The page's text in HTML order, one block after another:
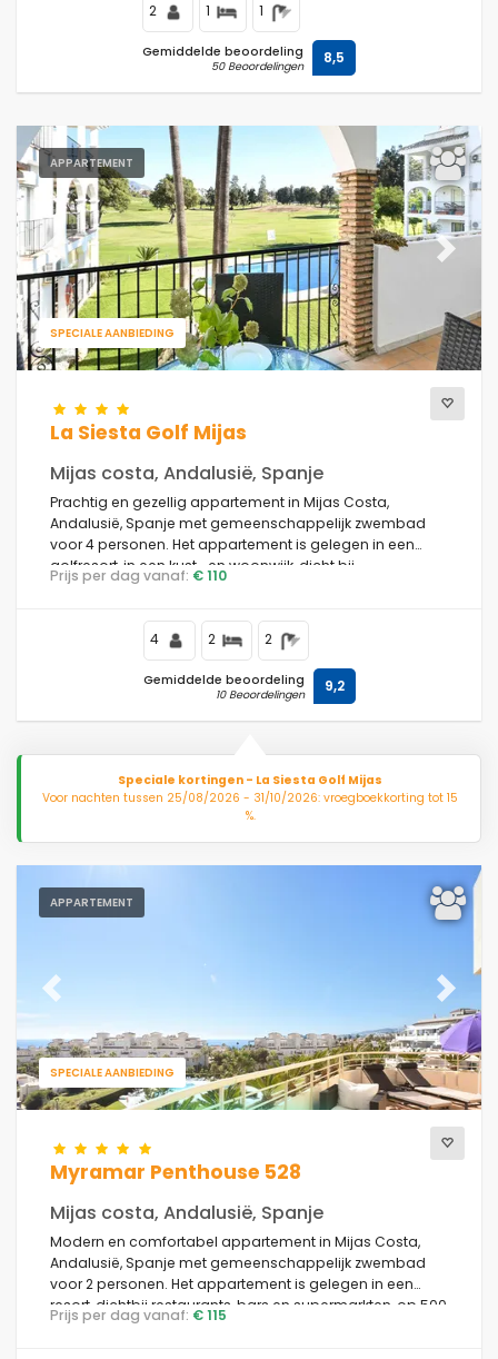
2 1 1
Gemiddelde beoordeling
50 Beoordelingen 8,5
APPARTEMENT
SPECIALE AANBIEDING
Previous Next
La Siesta Golf Mijas
Mijas costa, Andalusië, Spanje
Prachtig en gezellig appartement in Mijas Costa,
Andalusië, Spanje met gemeenschappelijk zwembad
voor 4 personen. Het appartement is gelegen in een
golfresort, in een kust- en woonwijk, dicht bij
supermarkten en 5 km van Fuengirola.
Prijs per dag vanaf: € 110
4 2 2
Gemiddelde beoordeling
10 Beoordelingen 9,2
Speciale kortingen - La Siesta Golf Mijas
Voor nachten tussen 25/08/2026 - 31/10/2026: vroegboekkorting tot 15
%.
APPARTEMENT
SPECIALE AANBIEDING
Previous Next
Myramar Penthouse 528
Mijas costa, Andalusië, Spanje
Modern en comfortabel appartement in Mijas Costa,
Andalusië, Spanje met gemeenschappelijk zwembad
voor 2 personen. Het appartement is gelegen in een
resort, dichtbij restaurants, bars en supermarkten, op 500
m van El Faro Beach, 5 km van Fuengirola en 0,5 km van
Prijs per dag vanaf: € 115